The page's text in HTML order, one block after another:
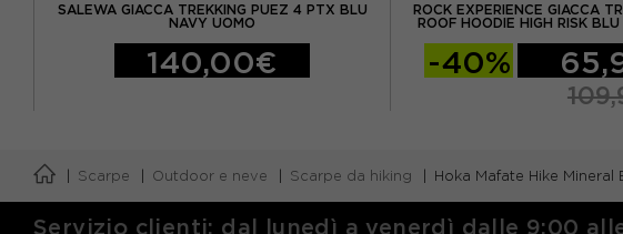
SALEWA GIACCA TREKKING PUEZ 4 PTX BLU
NAVY UOMO
140,00€
ROCK EXPERIENCE GIACCA
ROOF HOODIE HIGH RISK
-40%
Scarpe Outdoor e neve Scarpe da hiking Hoka Mafate Hike
Servizio clienti: dal lunedì a venerdì dalle 9:00